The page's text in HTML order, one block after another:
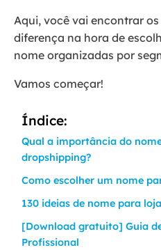
Aqui, você vai encontrar
diferença na hora de
nome organizadas por
Vamos começar!
Índice:
Qual a importância do
dropshipping?
Como escolher um nome
130 ideias de nome para
[Download gratuito] Guia
Profissional